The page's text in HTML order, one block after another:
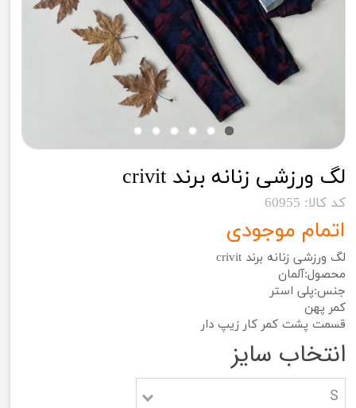
لگ ورزشی زنانه برند crivit
کد کالا: 60955
اتمام موجودی
لگ ورزشی زنانه برند crivit
محصول:آلمان
جنس:پلی استر
کمر پهن
قسمت پشت کمر کار زیپ دار
انتخاب سایز
S